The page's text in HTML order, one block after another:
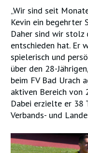
„Wir sind seit
Kevin ein begehrter
Daher sind wir stolz
entschieden hat. Er
spielerisch und
über den 28-
beim FV Bad Urach
aktiven Bereich von
Dabei erzielte er 38
Verbands- und